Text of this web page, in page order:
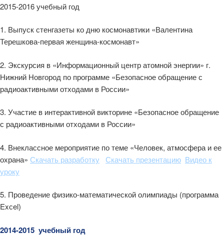
2015-2016 учебный год
1. Выпуск стенгазеты ко дню космонавтики «Валентина
Терешкова-первая женщина-космонавт»
2. Экскурсия в «Информационный центр атомной энергии» г.
Нижний Новгород по программе «Безопасное обращение с
радиоактивными отходами в России»
3. Участие в интерактивной викторине «Безопасное обращение
с радиоактивными отходами в России»
4. Внеклассное мероприятие по теме «Человек, атмосфера и ее
охрана» Скачать разработку Скачать презентацию Видео к
уроку
5. Проведение физико-математической олимпиады (программа
Exсel)
2014-2015 учебный год